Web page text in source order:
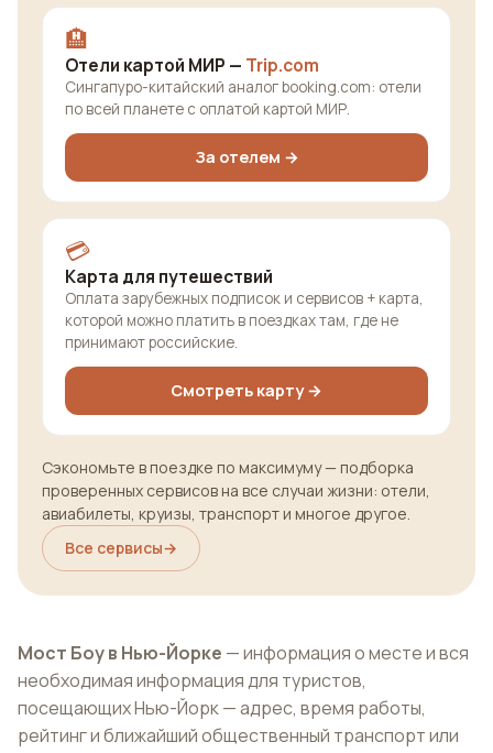
🏨
Отели картой МИР — Trip.com
Сингапуро-китайский аналог booking.com: отели
по всей планете с оплатой картой МИР.
За отелем →
💳
Карта для путешествий
Оплата зарубежных подписок и сервисов + карта,
которой можно платить в поездках там, где не
принимают российские.
Смотреть карту →
Сэкономьте в поездке по максимуму — подборка
проверенных сервисов на все случаи жизни: отели,
авиабилеты, круизы, транспорт и многое другое.
Все сервисы→
Мост Боу в Нью-Йорке — информация о месте и вся
необходимая информация для туристов,
посещающих Нью-Йорк — адрес, время работы,
рейтинг и ближайший общественный транспорт или